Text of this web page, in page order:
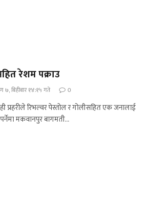
रेशम पक्राउ
७, बिहीबार १४:१५ गते 0
प्रहरीले रिभल्वर पेस्तोल र गोलीसहित एक जनालाई
मकवानपुर बागमती…